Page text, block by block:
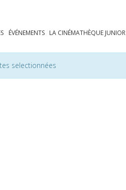
ÉVÉNEMENTS LA CINÉMATHÈQUE JUNIOR
selectionnées